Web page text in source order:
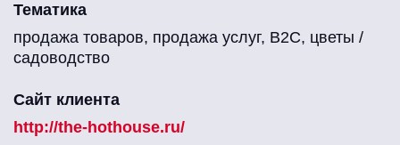
Тематика
продажа товаров, продажа услуг, B2C, цветы /
садоводство
Сайт клиента
http://the-hothouse.ru/